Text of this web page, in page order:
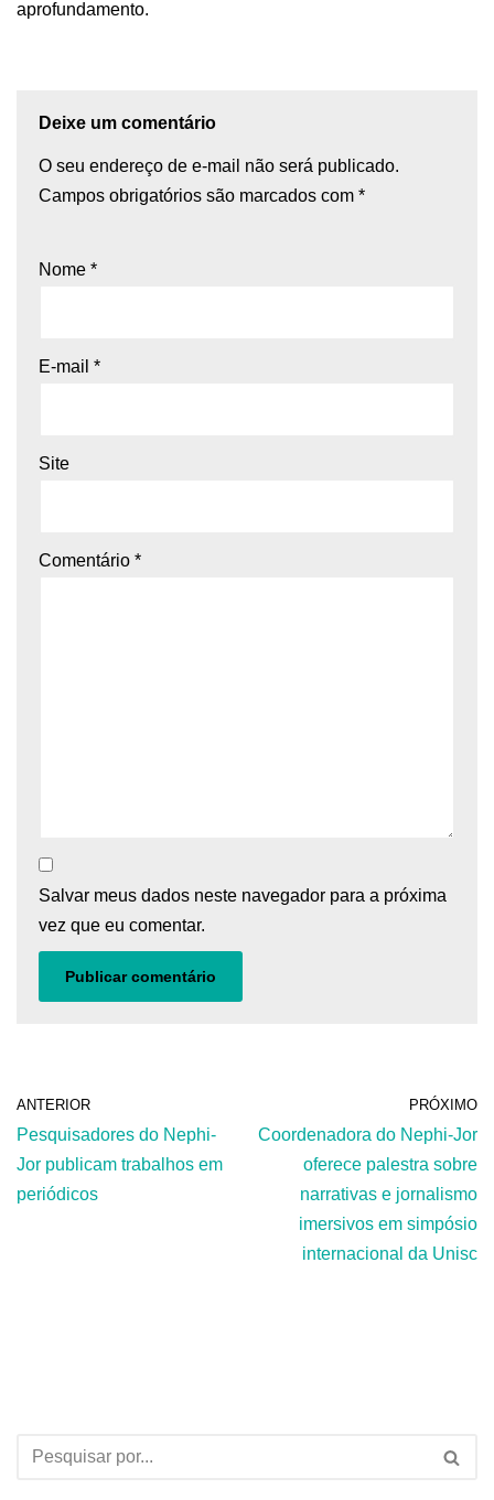
aprofundamento.
Deixe um comentário
O seu endereço de e-mail não será publicado.
Campos obrigatórios são marcados com *
Nome *
E-mail *
Site
Comentário *
Salvar meus dados neste navegador para a próxima
vez que eu comentar.
ANTERIOR
Pesquisadores do Nephi-
Jor publicam trabalhos em
periódicos
PRÓXIMO
Coordenadora do Nephi-Jor
oferece palestra sobre
narrativas e jornalismo
imersivos em simpósio
internacional da Unisc